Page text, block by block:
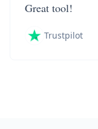
Great tool!
Trustpilot